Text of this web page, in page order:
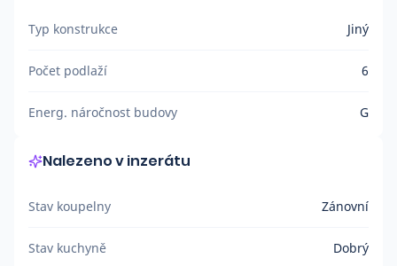
Typ konstrukce Jiný
Počet podlaží 6
Energ. náročnost budovy G
Nalezeno v inzerátu
Stav koupelny Zánovní
Stav kuchyně Dobrý